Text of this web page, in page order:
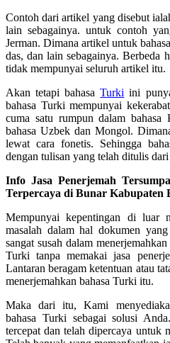
Contoh dari artikel yang disebut
lain sebagainya. untuk contoh
Jerman. Dimana artikel untuk
das, dan lain sebagainya. Berbeda
tidak mempunyai seluruh artikel itu.
Akan tetapi bahasaTurki ini
bahasa Turki mempunyai
cuma satu rumpun dalam
bahasa Uzbek dan Mongol.
lewat cara fonetis. Sehingga
dengan tulisan yang telah ditulis
Info Jasa Penerjemah
Terpercaya di Bunar Kabupaten
Mempunyai kepentingan di luar
masalah dalam hal dokumen
sangat susah dalam
Turki tanpa memakai jasa
Lantaran beragam ketentuan atau
menerjemahkan bahasa Turki itu.
Maka dari itu, Kami
bahasa Turki sebagai solusi
tercepat dan telah dipercaya untuk